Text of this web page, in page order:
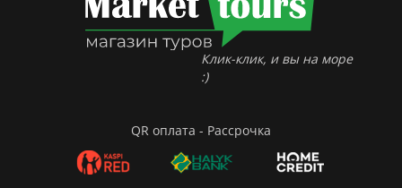
Клик-клик, и вы на море
:)
QR оплата - Рассрочка